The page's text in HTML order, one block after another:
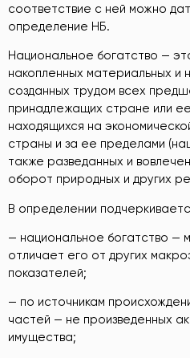
соответствие с ней можно
определение НБ.
Национальное богатство —
накопленных материальных и
созданных трудом всех
принадлежащих стране или
находящихся на
страны и за ее пределами
также разведанных и
оборот природных и других
В определении
— национальное богатство —
отличает его от других
показателей;
— по источникам
частей — не произведенных
имущества;